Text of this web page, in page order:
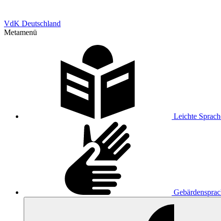
VdK Deutschland
Metamenü
Leichte